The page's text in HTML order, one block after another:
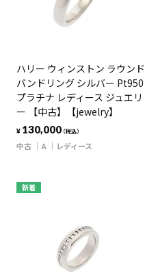
ハリー ウィンストン ラウンド
バンドリング シルバー Pt950
プラチナ レディース ジュエリ
ー 【中古】【jewelry】
¥ 130,000（税込）
中古 A レディース
新着